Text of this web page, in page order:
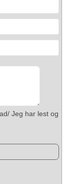
Jeg har lest og